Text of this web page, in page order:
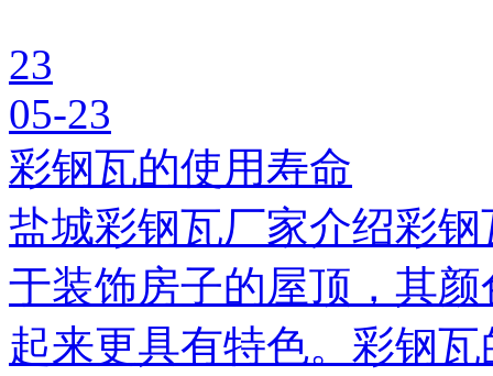
23
05-23
彩钢瓦的使用寿命
盐城彩钢瓦厂家介绍彩
于装饰房子的屋顶，其
起来更具有特色。彩钢